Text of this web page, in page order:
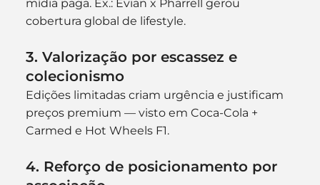
mídia paga. Ex.: Evian x Pharrell gerou
cobertura global de lifestyle.
3. Valorização por escassez e
colecionismo
Edições limitadas criam urgência e justificam
preços premium — visto em Coca-Cola +
Carmed e Hot Wheels F1.
4. Reforço de posicionamento por